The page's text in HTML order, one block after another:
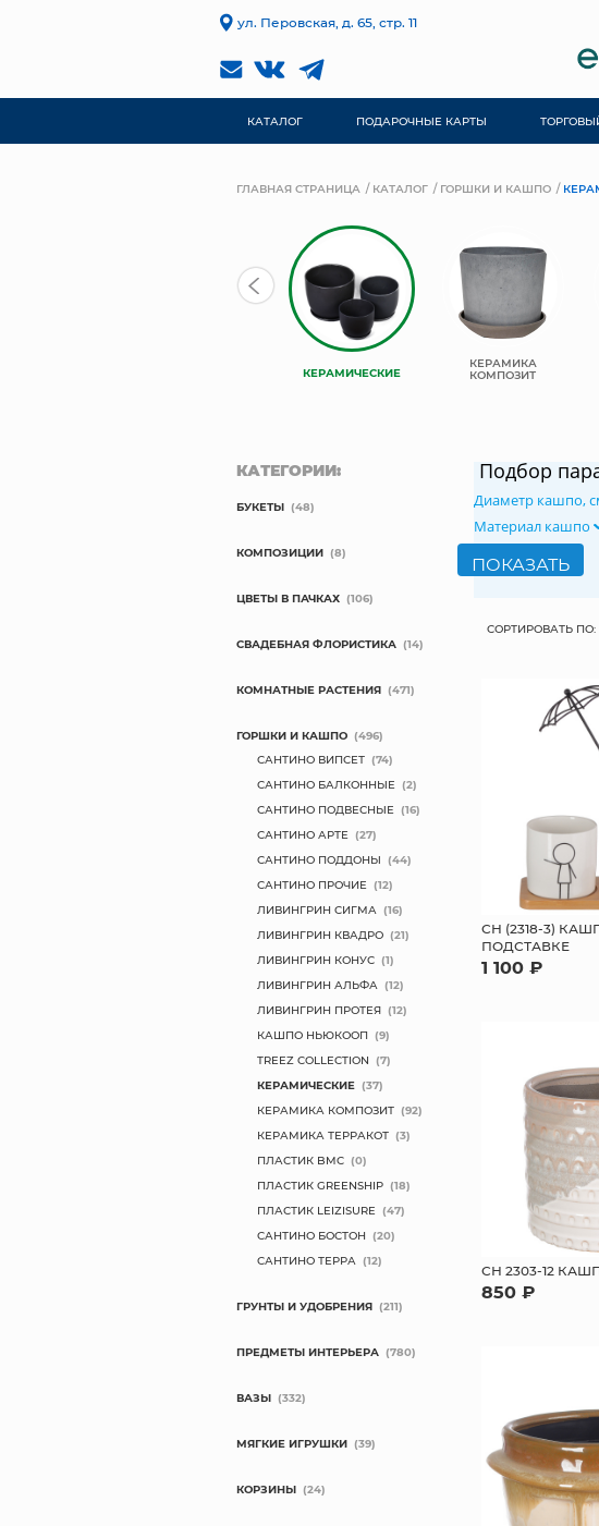
ул. Перовская, д. 65, стр. 11
КАТАЛОГ ПОДАРОЧНЫЕ КАРТЫ
ГЛАВНАЯ СТРАНИЦА КАТАЛОГ ГОРШКИ И КАШПО
КЕРАМИЧЕСКИЕ
КЕРАМИКА
КОМПОЗИТ
Подбор
Диаметр кашпо,
Материал кашпо
СОРТИРОВАТЬ ПО:
СН (2318-3)
ПОДСТАВКЕ
1 100 ₽
СН 2303-12
850 ₽
КАТЕГОРИИ:
БУКЕТЫ (48)
КОМПОЗИЦИИ (8)
ЦВЕТЫ В ПАЧКАХ (106)
СВАДЕБНАЯ ФЛОРИСТИКА (14)
КОМНАТНЫЕ РАСТЕНИЯ (471)
ГОРШКИ И КАШПО (496)
САНТИНО ВИПСЕТ (74)
САНТИНО БАЛКОННЫЕ (2)
САНТИНО ПОДВЕСНЫЕ (16)
САНТИНО АРТЕ (27)
САНТИНО ПОДДОНЫ (44)
САНТИНО ПРОЧИЕ (12)
ЛИВИНГРИН СИГМА (16)
ЛИВИНГРИН КВАДРО (21)
ЛИВИНГРИН КОНУС (1)
ЛИВИНГРИН АЛЬФА (12)
ЛИВИНГРИН ПРОТЕЯ (12)
КАШПО НЬЮКООП (9)
TREEZ COLLECTION (7)
КЕРАМИЧЕСКИЕ (37)
КЕРАМИКА КОМПОЗИТ (92)
КЕРАМИКА ТЕРРАКОТ (3)
ПЛАСТИК BMC (0)
ПЛАСТИК GREENSHIP (18)
ПЛАСТИК LEIZISURE (47)
САНТИНО БОСТОН (20)
САНТИНО ТЕРРА (12)
ГРУНТЫ И УДОБРЕНИЯ (211)
ПРЕДМЕТЫ ИНТЕРЬЕРА (780)
ВАЗЫ (332)
МЯГКИЕ ИГРУШКИ (39)
КОРЗИНЫ (24)